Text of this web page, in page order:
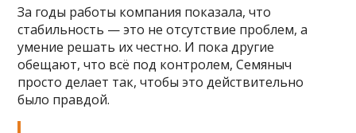
За годы работы компания показала, что
стабильность — это не отсутствие проблем, а
умение решать их честно. И пока другие
обещают, что всё под контролем, Семяныч
просто делает так, чтобы это действительно
было правдой.